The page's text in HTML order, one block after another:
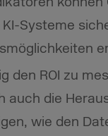
Systeme
den ROI zu
auch die
wie den